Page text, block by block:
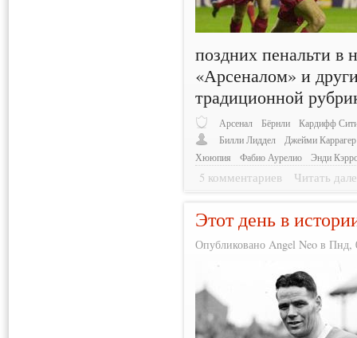
поздних пенальти в
«Арсеналом» и
традиционной
Арсенал Бёрнли
Кардифф
Билли Лиддел
Джейми Каррагер
Хююпия
Фабио Аурелио Энди
5 комментариев Читать
Этот день в
Опубликовано Angel Neo в Пнд,